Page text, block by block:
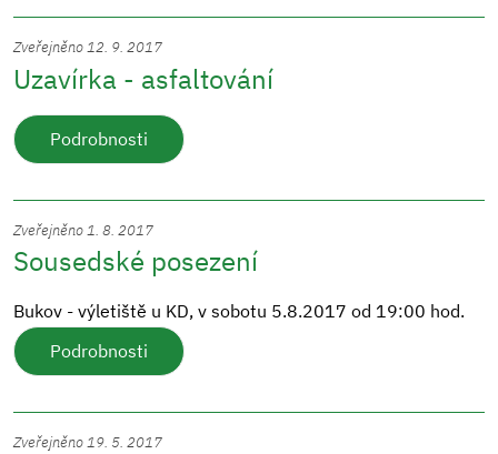
Zveřejněno 12. 9. 2017
Uzavírka - asfaltování
Podrobnosti
Zveřejněno 1. 8. 2017
Sousedské posezení
Bukov - výletiště u KD, v sobotu 5.8.2017 od 19:00 hod.
Podrobnosti
Zveřejněno 19. 5. 2017